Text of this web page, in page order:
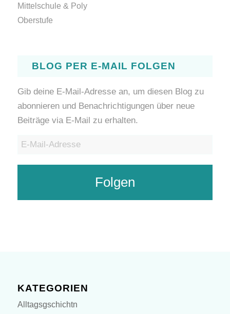
Mittelschule & Poly
Oberstufe
BLOG PER E-MAIL FOLGEN
Gib deine E-Mail-Adresse an, um diesen Blog zu
abonnieren und Benachrichtigungen über neue
Beiträge via E-Mail zu erhalten.
E-
Folgen
KATEGORIEN
Alltagsgschichtn